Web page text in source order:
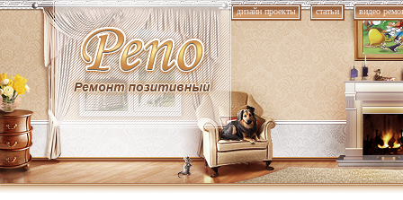
дизайн проекты статьи видео